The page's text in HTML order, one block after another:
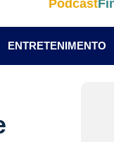
Podcast
ENTRETENIMENTO